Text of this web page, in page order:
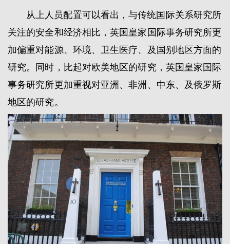
从上人员配置可以看出，与传统国际关系研究所
关注的安全和经济相比，英国皇家国际事务研究所更
加偏重对能源、环境、卫生医疗、及国别地区方面的
研究。同时，比起对欧美地区的研究，英国皇家国际
事务研究所更加重视对亚洲、非洲、中东、及俄罗斯
地区的研究。